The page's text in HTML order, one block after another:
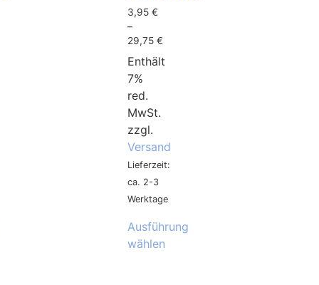
3,95€
–
29,75€
Enthält
7%
red.
MwSt.
zzgl.
Versand
Lieferzeit:
ca. 2-3
Werktage
Ausführung
wählen